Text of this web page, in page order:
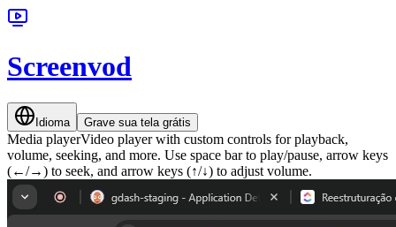
Screenvod
Idioma Grave sua tela grátis
Media playerVideo player with custom controls for playback,
volume, seeking, and more. Use space bar to play/pause, arrow keys
(←/→) to seek, and arrow keys (↑/↓) to adjust volume.